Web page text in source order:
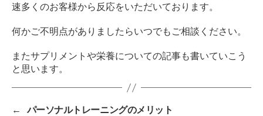
速多くのお客様から反応をいただいております。
何かご不明点がありましたらいつでもご相談ください。
またサプリメントや栄養についての記事も書いていこう
と思います。
←
パーソナルトレーニングのメリット